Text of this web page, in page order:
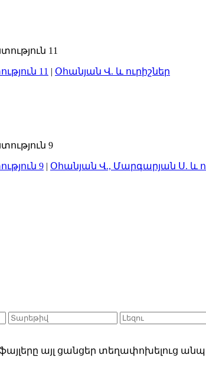
11 | Օհանյան Վ. և ուրիշներ
9 | Օհանյան Վ., Մարգարյան Ս. և
այլ ցանցեր տեղափոխելուց